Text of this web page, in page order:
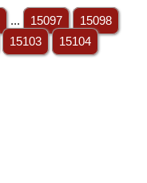
... 15097
15098
15103
15104